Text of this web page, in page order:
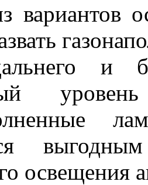
вариантов
и
освещения